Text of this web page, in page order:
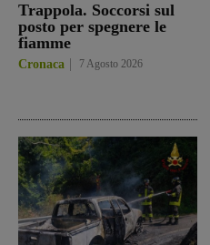
Trappola. Soccorsi sul
posto per spegnere le
fiamme
Cronaca 7 Agosto 2026